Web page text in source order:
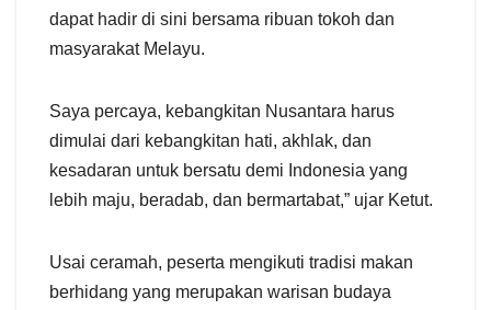
dapat hadir di sini bersama ribuan tokoh dan
masyarakat Melayu.
Saya percaya, kebangkitan Nusantara harus
dimulai dari kebangkitan hati, akhlak, dan
kesadaran untuk bersatu demi Indonesia yang
lebih maju, beradab, dan bermartabat,” ujar Ketut.
​Usai ceramah, peserta mengikuti tradisi makan
berhidang yang merupakan warisan budaya